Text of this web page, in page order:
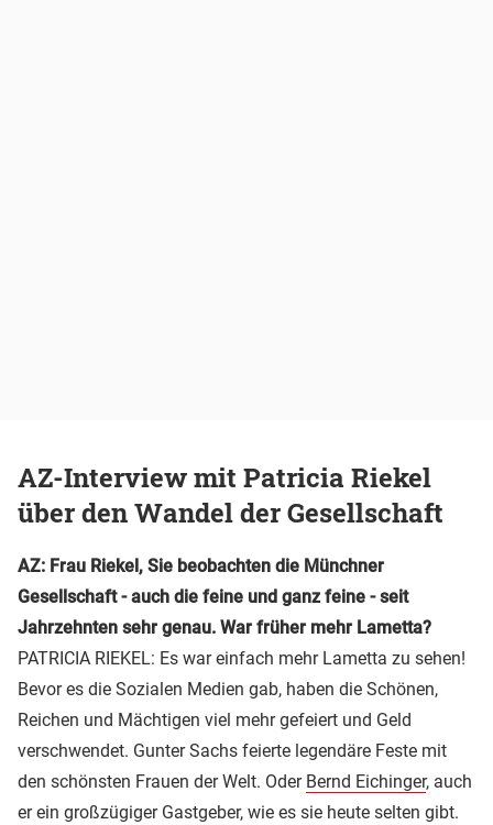
AZ-Interview mit Patricia Riekel
über den Wandel der Gesellschaft
AZ: Frau Riekel, Sie beobachten die Münchner
Gesellschaft - auch die feine und ganz feine - seit
Jahrzehnten sehr genau. War früher mehr Lametta?
PATRICIA RIEKEL: Es war einfach mehr Lametta zu sehen!
Bevor es die Sozialen Medien gab, haben die Schönen,
Reichen und Mächtigen viel mehr gefeiert und Geld
verschwendet. Gunter Sachs feierte legendäre Feste mit
den schönsten Frauen der Welt. Oder Bernd Eichinger, auch
er ein großzügiger Gastgeber, wie es sie heute selten gibt.